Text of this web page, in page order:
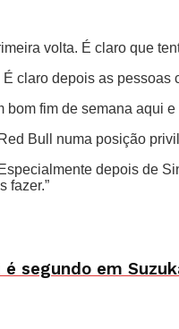
volta. É claro que
claro depois as
fim de semana aqui
Bull numa posição
depois de
fazer.”
segundo em